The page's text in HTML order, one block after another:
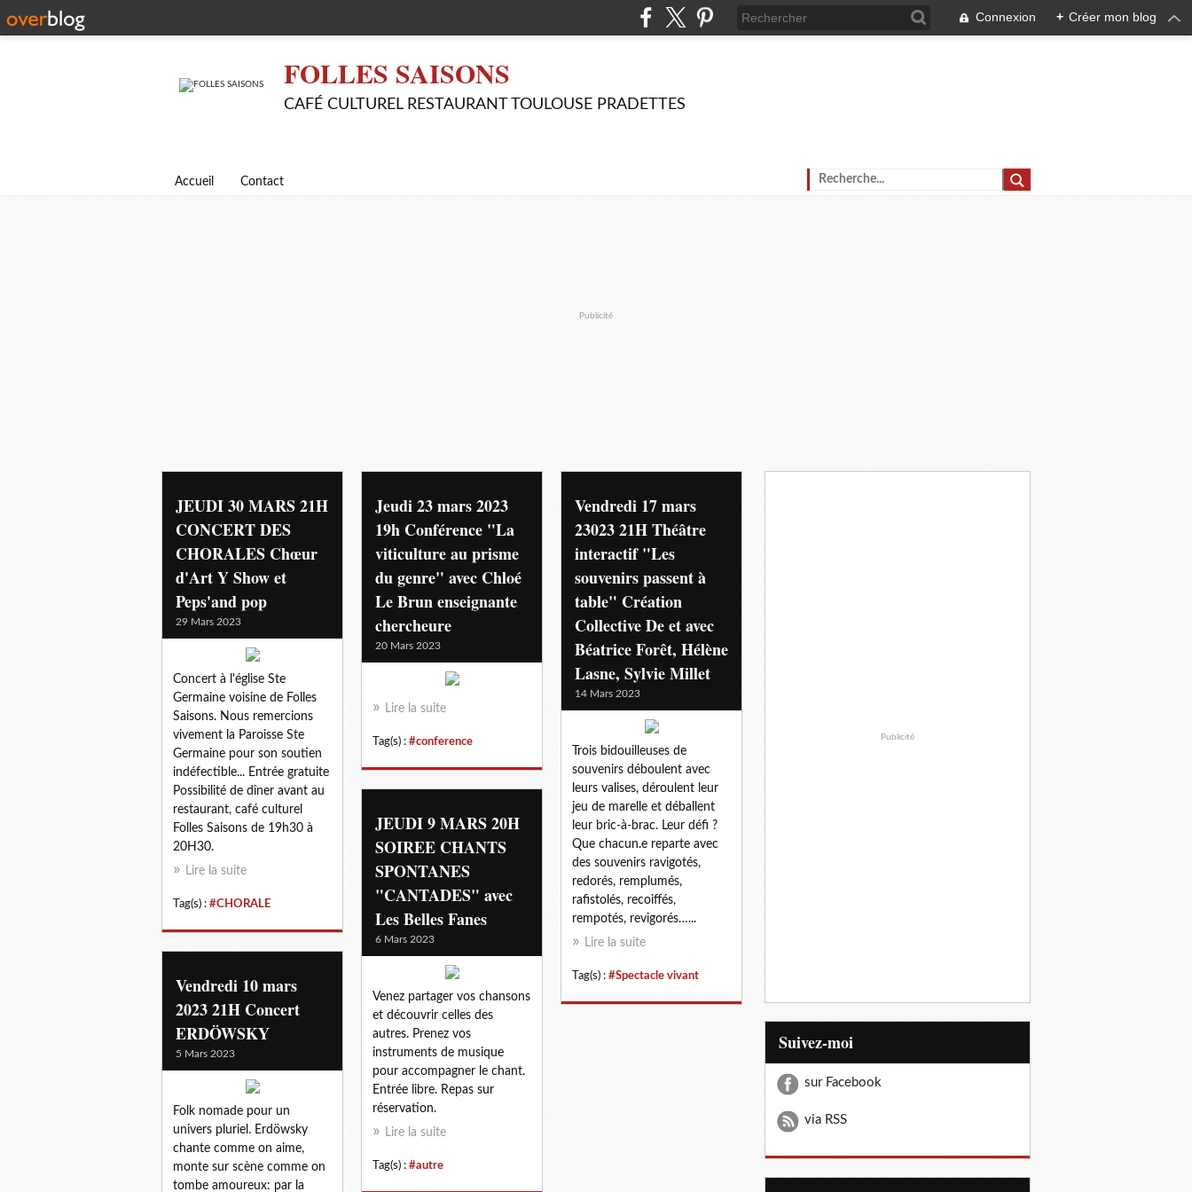
Connexion + Créer mon blog
FOLLES SAISONS
CAFÉ CULTUREL RESTAURANT TOULOUSE PRADETTES
Accueil Contact
Publicité
JEUDI 30 MARS 21H
CONCERT DES
CHORALES Chœur
d'Art Y Show et
Peps'and pop
29 Mars 2023
Concert à l'église Ste
Germaine voisine de Folles
Saisons. Nous remercions
vivement la Paroisse Ste
Germaine pour son soutien
indéfectible... Entrée gratuite
Possibilité de dîner avant au
restaurant, café culturel
Folles Saisons de 19h30 à
20H30.
Lire la suite
Tag(s) : #CHORALE
Jeudi 23 mars 2023
19h Conférence "La
viticulture au prisme
du genre" avec Chloé
Le Brun enseignante
chercheure
20 Mars 2023
Lire la suite
Tag(s) : #conference
Vendredi 17 mars
23023 21H Théâtre
interactif "Les
souvenirs passent à
table" Création
Collective De et avec
Béatrice Forêt, Hélène
Lasne, Sylvie Millet
14 Mars 2023
Trois bidouilleuses de
souvenirs déboulent avec
leurs valises, déroulent leur
jeu de marelle et déballent
leur bric-à-brac. Leur défi ?
Que chacun.e reparte avec
des souvenirs ravigotés,
redorés, remplumés,
rafistolés, recoiffés,
rempotés, revigorés…...
Lire la suite
Tag(s) : #Spectacle vivant
JEUDI 9 MARS 20H
SOIREE CHANTS
SPONTANES
"CANTADES" avec
Les Belles Fanes
6 Mars 2023
Venez partager vos chansons
et découvrir celles des
autres. Prenez vos
instruments de musique
pour accompagner le chant.
Entrée libre. Repas sur
réservation.
Lire la suite
Tag(s) : #autre
Vendredi 10 mars
2023 21H Concert
ERDÖWSKY
5 Mars 2023
Folk nomade pour un
univers pluriel. Erdöwsky
chante comme on aime,
monte sur scène comme on
tombe amoureux: par la
Publicité
Suivez-moi
sur Facebook
via RSS